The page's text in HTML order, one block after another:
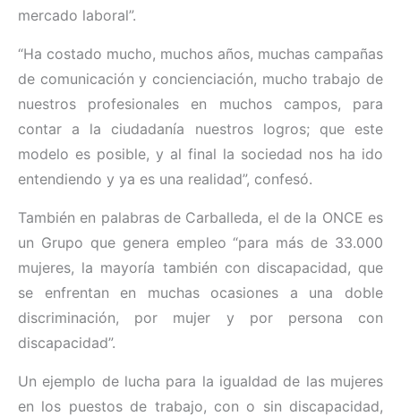
mercado laboral”.
“Ha costado mucho, muchos años, muchas campañas
de comunicación y concienciación, mucho trabajo de
nuestros profesionales en muchos campos, para
contar a la ciudadanía nuestros logros; que este
modelo es posible, y al final la sociedad nos ha ido
entendiendo y ya es una realidad”, confesó.
También en palabras de Carballeda, el de la ONCE es
un Grupo que genera empleo “para más de 33.000
mujeres, la mayoría también con discapacidad, que
se enfrentan en muchas ocasiones a una doble
discriminación, por mujer y por persona con
discapacidad”.
Un ejemplo de lucha para la igualdad de las mujeres
en los puestos de trabajo, con o sin discapacidad,